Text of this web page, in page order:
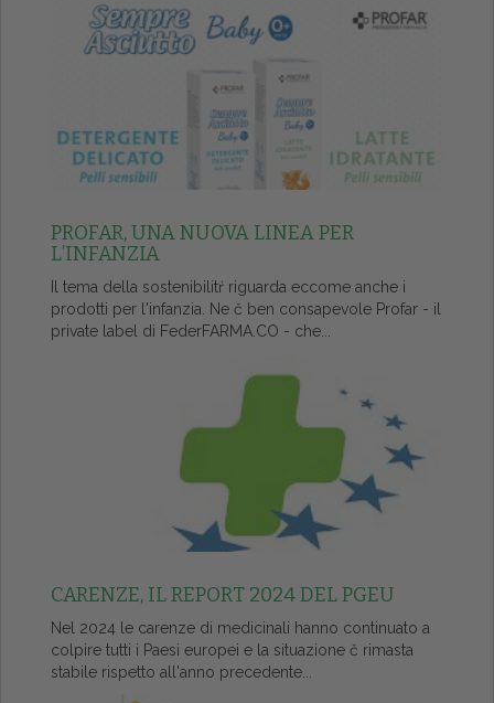
PROFAR, UNA NUOVA LINEA PER
L’INFANZIA
Il tema della sostenibilitŕ riguarda eccome anche i
prodotti per l'infanzia. Ne č ben consapevole Profar - il
private label di FederFARMA.CO - che...
CARENZE, IL REPORT 2024 DEL PGEU
Nel 2024 le carenze di medicinali hanno continuato a
colpire tutti i Paesi europei e la situazione č rimasta
stabile rispetto all'anno precedente...